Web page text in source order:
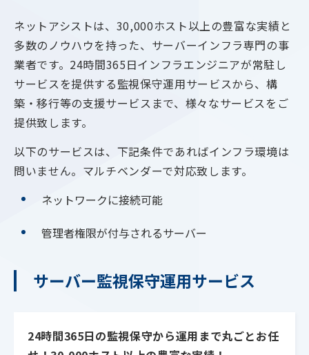
ネットアシストは、30,000ホスト以上の豊富な実績と
多数のノウハウを持った、サーバーインフラ専門の事
業者です。24時間365日インフラエンジニアが常駐し
サービスを提供する監視保守運用サービスから、構
築・移行等の支援サービスまで、様々なサービスをご
提供致します。
以下のサービスは、下記条件であればインフラ環境は
問いません。マルチベンダーで対応致します。
ネットワークに接続可能
管理者権限が付与されるサーバー
サーバー監視保守運用サービス
24時間365日の監視保守から運用まで丸ごとお任